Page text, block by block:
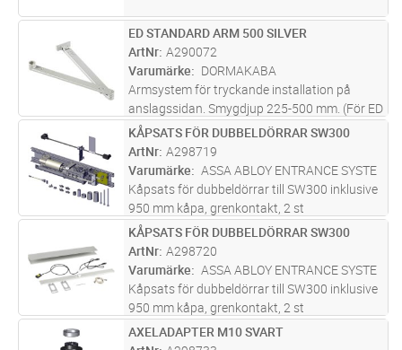
ST Lägg i kundvagn
ED STANDARD ARM 500 SILVER
ArtNr A290072
Varumärke
DORMAKABA
Armsystem för tryckande installation på
anslagssidan. Smygdjup 225-500 mm. (För ED
100 max 300 mm)
ST Lägg i kundvagn
KÅPSATS FÖR DUBBELDÖRRAR SW300
ArtNr A298719
Varumärke
ASSA ABLOY ENTRANCE SYSTE
Kåpsats för dubbeldörrar till SW300 inklusive
950 mm kåpa, grenkontakt, 2 st
väggkonsoler, 3 m synkroniseringskabel samt
skarvbricka i svart utförande.
ST Lägg i kundvagn
KÅPSATS FÖR DUBBELDÖRRAR SW300
ArtNr A298720
Varumärke
ASSA ABLOY ENTRANCE SYSTE
Kåpsats för dubbeldörrar till SW300 inklusive
950 mm kåpa, grenkontakt, 2 st
väggkonsoler, 3 m synkroniseringskabel samt
skarvbricka i grått utförande.
ST Lägg i kundvagn
AXELADAPTER M10 SVART